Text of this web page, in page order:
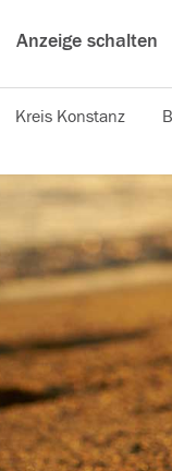
Anzeige schalten
Kreis Konstanz